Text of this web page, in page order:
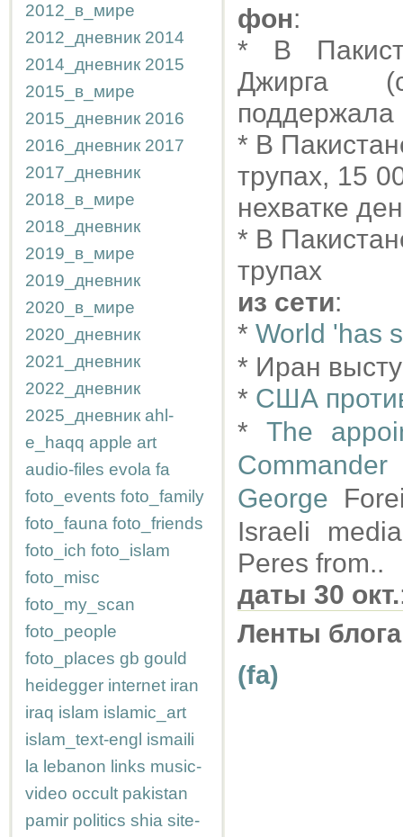
2012_в_мире
2012_дневник 2014
2014_дневник 2015
2015_в_мире
2015_дневник 2016
2016_дневник 2017
2017_дневник
2018_в_мире
2018_дневник
2019_в_мире
2019_дневник
2020_в_мире
2020_дневник
2021_дневник
2022_дневник
2025_дневник ahl-
e_haqq apple art
audio-files evola fa
foto_events foto_family
foto_fauna foto_friends
foto_ich foto_islam
foto_misc
foto_my_scan
foto_people
foto_places gb gould
heidegger internet iran
iraq islam islamic_art
islam_text-engl ismaili
la lebanon links music-
video occult pakistan
pamir politics shia site-
фон:
* В
Джирга
поддержала
* В
трупах, 15
нехватке
* В
трупах
из сети:
* World 'has
* Иран
* США
* The
George
Israeli
Peres from..
даты 30 окт.
Ленты
(fa)